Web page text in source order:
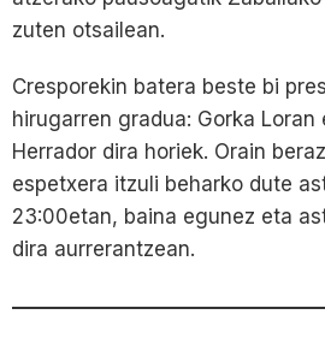
zuten otsailean.
Cresporekin batera beste bi
hirugarren gradua: Gorka Loran
Herrador dira horiek. Orain
espetxera itzuli beharko dute
23:00etan, baina egunez eta
dira aurrerantzean.